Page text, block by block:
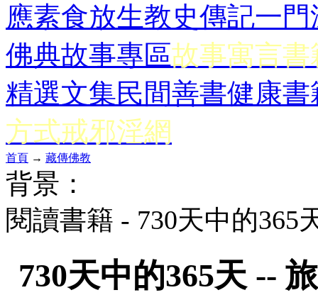
應素食放生教史傳記一門
佛典故事專區故事寓言書
精選文集民間善書健康書
方式戒邪淫網
首頁 → 藏傳佛教
背景：
閱讀書籍 - 730天中的
730天中的365天 --